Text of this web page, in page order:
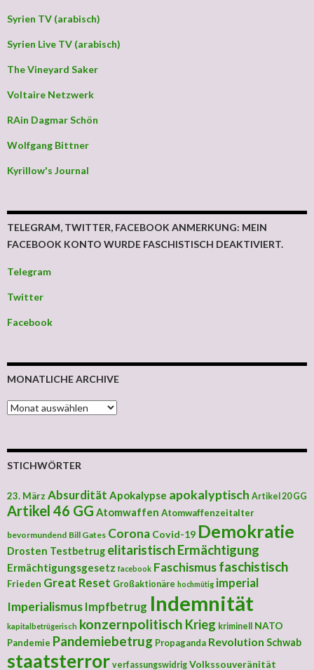
Syrien TV (arabisch)
Syrien Live TV (arabisch)
The Vineyard Saker
Voltaire Netzwerk
RAin Dagmar Schön
Wolfgang Bittner
Kyrillow's Journal
TELEGRAM, TWITTER, FACEBOOK ANMERKUNG: MEIN
FACEBOOK KONTO WURDE FASCHISTISCH DEAKTIVIERT.
Telegram
Twitter
Facebook
MONATLICHE ARCHIVE
MONATLICHE ARCHIVE
STICHWÖRTER
23. März Absurdität Apokalypse apokalyptisch Artikel 20 GG
Artikel 46 GG Atomwaffen Atomwaffenzeitalter
bevormundend Bill Gates Corona Covid-19 Demokratie
Drosten Testbetrug elitaristischErmächtigung
Ermächtigungsgesetz facebook Faschismusfaschistisch
Frieden Great Reset Großaktionäre hochmütig imperial
Imperialismus Impfbetrug Indemnität
kapitalbetrügerisch konzernpolitisch Krieg kriminell
NATO
Pandemie Pandemiebetrug Propaganda Revolution Schwab
staatsterror verfassungswidrig Volkssouveränität